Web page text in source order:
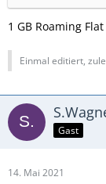
1 GB Roaming
Einmal editiert,
Gast
14. Mai 2021